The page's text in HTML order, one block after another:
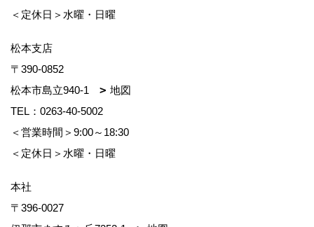
＜定休日＞水曜・日曜
松本支店
〒390-0852
松本市島立940-1
地図
TEL： 0263-40-5002
＜営業時間＞9:00～18:30
＜定休日＞水曜・日曜
本社
〒396-0027